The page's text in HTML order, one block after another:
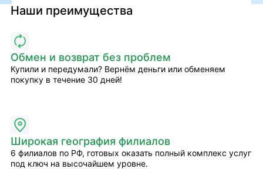
Наши преимущества
Обмен и возврат без проблем
Купили и передумали? Вернём деньги или обменяем
покупку в течение 30 дней!
Широкая география филиалов
6 филиалов по РФ, готовых оказать полный комплекс услуг
под ключ на высочайшем уровне.